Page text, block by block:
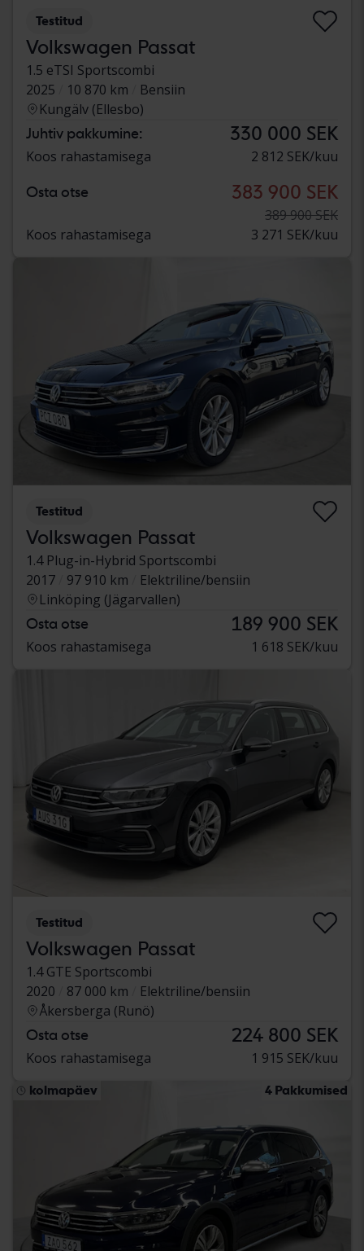
Testitud
Volkswagen Passat
1.5 eTSI Sportscombi
2025
10 870 km
Bensiin
Kungälv (Ellesbo)
Juhtiv pakkumine: 330 000 SEK
Koos rahastamisega 2 812 SEK/kuu
Osta otse 383 900 SEK
389 900 SEK
Koos rahastamisega
3 271 SEK/kuu
Testitud
Volkswagen Passat
1.4 Plug-in-Hybrid Sportscombi
2017
97 910 km
Elektriline/bensiin
Linköping (Jägarvallen)
Osta otse 189 900 SEK
Koos rahastamisega 1 618 SEK/kuu
Testitud
Volkswagen Passat
1.4 GTE Sportscombi
2020
87 000 km
Elektriline/bensiin
Åkersberga (Runö)
Osta otse 224 800 SEK
Koos rahastamisega 1 915 SEK/kuu
kolmapäev 4 Pakkumised